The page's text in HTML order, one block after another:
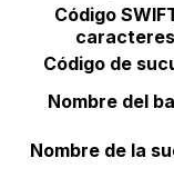
Código
Código de
Nombre del
Nombre de la